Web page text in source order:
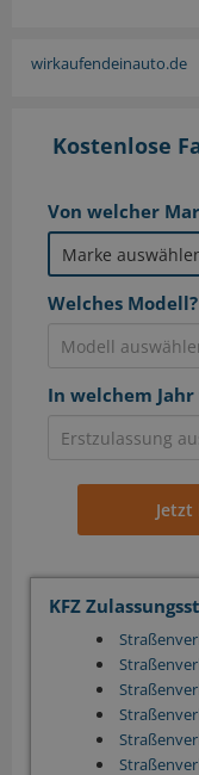
wirkaufendeinauto.de
Kostenlose
Von welcher
Welches Modell?
In welchem Jahr
KFZ